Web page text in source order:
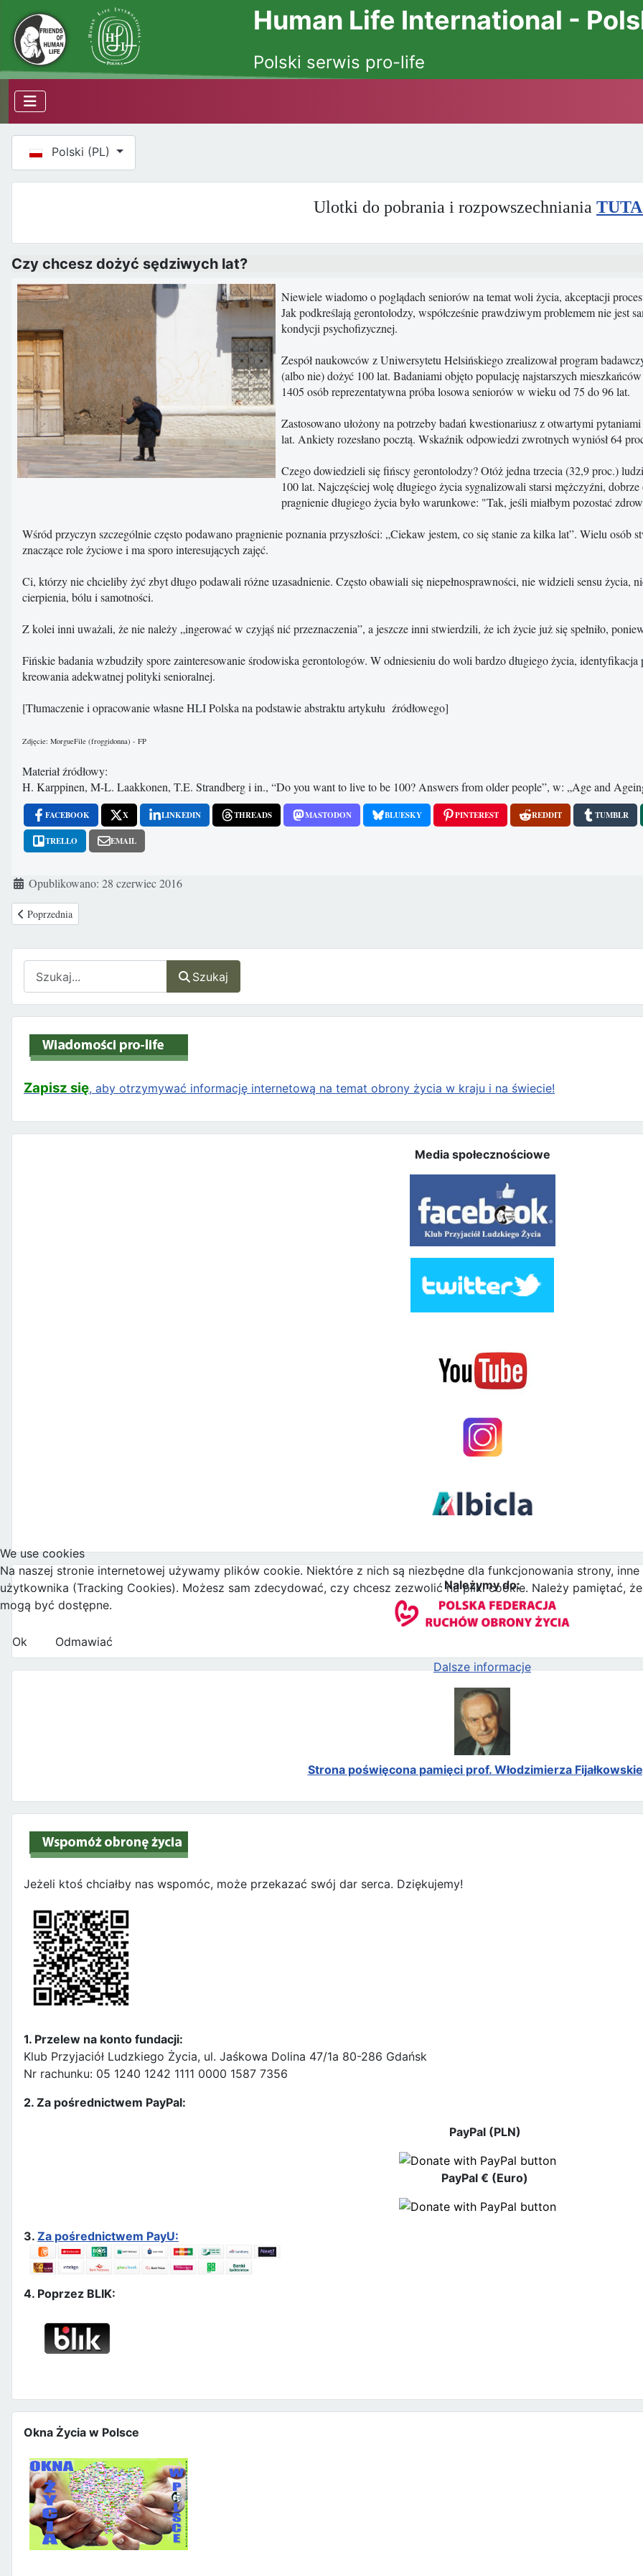
Human Life International -
Polski serwis pro-life
Szukaj
Zapisz się, aby otrzymywać informację internetową na temat obrony życia w kraju i na świecie!
Media społecznościowe
Należymy do:
Strona poświęcona pamięci prof. Włodzimierza
Jeżeli ktoś chciałby nas wspomóc, może przekazać swój dar serca. Dziękujemy!
1. Przelew na konto fundacji:
Klub Przyjaciół Ludzkiego Życia, ul. Jaśkowa Dolina 47/1a 80-286 Gdańsk
Nr rachunku: 05 1240 1242 1111 0000 1587 7356
2. Za pośrednictwem PayPal:
PayPal (PLN)
PayPal € (Euro)
3. Za pośrednictwem PayU:
4. Poprzez BLIK:
Okna Życia w Polsce
Wybierz swój język
Polski (PL)
Ulotki do pobrania i rozpowszechniania
Czy chcesz dożyć sędziwych lat?
Niewiele wiadomo o poglądach seniorów na temat woli życia, akceptacji
Jak podkreślają gerontolodzy, współcześnie prawdziwym problemem nie jest
kondycji psychofizycznej.
Zespół naukowców z Uniwersytetu Helsińskiego zrealizował program
(albo nie) dożyć 100 lat. Badaniami objęto populację najstarszych
1405 osób reprezentatywna próba losowa seniorów w wieku od 75 do 96 lat.
Zastosowano ułożony na potrzeby badań kwestionariusz z otwartymi
lat. Ankiety rozesłano pocztą. Wskaźnik odpowiedzi zwrotnych wyniósł 64
Czego dowiedzieli się fińscy gerontolodzy? Otóż jedna trzecia (32,9 proc.)
100 lat. Najczęściej wolę długiego życia sygnalizowali starsi mężczyźni,
pragnienie długiego życia było warunkowe: "Tak, jeśli miałbym pozostać
Wśród przyczyn szczególnie często podawano pragnienie poznania przyszłości: „Ciekaw jestem, co się stanie za kilka lat”. Wielu osób
znaczące role życiowe i ma sporo interesujących zajęć.
Ci, którzy nie chcieliby żyć zbyt długo podawali różne uzasadnienie. Często obawiali się niepełnosprawności, nie widzieli sensu życia,
cierpienia, bólu i samotności.
Z kolei inni uważali, że nie należy „ingerować w czyjąś nić przeznaczenia”, a jeszcze inni stwierdzili, że ich życie już się spełniło,
Fińskie badania wzbudziły spore zainteresowanie środowiska gerontologów. W odniesieniu do woli bardzo długiego życia,
kreowania adekwatnej polityki senioralnej.
[Tłumaczenie i opracowanie własne HLI Polska na podstawie abstraktu artykułu źródłowego]
Zdjęcie: MorgueFile (froggidonna) - FP
Materiał źródłowy:
H. Karppinen, M-L. Laakkonen, T.E. Strandberg i in., “Do you want to live to be 100? Answers from older people”, w: „Age and
FACEBOOK X LINKEDIN THREADS MASTODON BLUESKY PINTEREST REDDIT TUMBLR
TRELLO EMAIL
Szczegóły
Opublikowano: 28 czerwiec 2016
Poprzednia strona: Jestem babcią. Jestem dziadkiem. Coraz później
Poprzednia
We use cookies
Na naszej stronie internetowej używamy plików cookie. Niektóre z nich są niezbędne dla funkcjonowania strony,
użytkownika (Tracking Cookies). Możesz sam zdecydować, czy chcesz zezwolić na pliki cookie. Należy pamiętać,
mogą być dostępne.
Ok
Odmawiać
Dalsze informacje